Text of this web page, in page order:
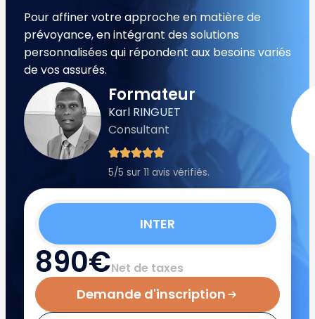
Pour affiner votre approche en matière de
prévoyance, en intégrant des solutions
personnalisées qui répondent aux besoins variés
de vos assurés.
Formateur
Karl RINGUET
Consultant
5/5 sur 11 avis vérifiés.
INTER
890€Net de taxes
Demande d'inscription